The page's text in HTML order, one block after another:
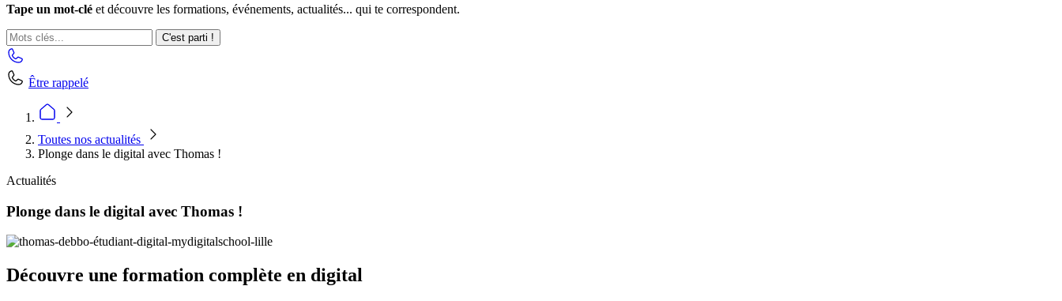
Tape un mot-clé et découvre les formations, événements, actualités... qui te correspondent.
C'est parti !
Être rappelé
Toutes nos actualités
Plonge dans le digital avec Thomas !
Actualités
Plonge dans le digital avec Thomas !
Découvre une formation complète en digital